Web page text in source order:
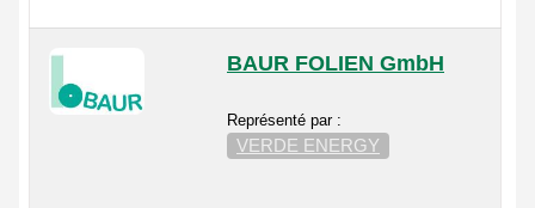
BAUR FOLIEN GmbH
Représenté par :
VERDE ENERGY